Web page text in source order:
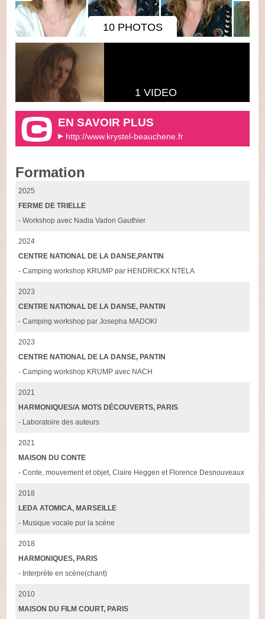
10 PHOTOS
1 VIDEO
EN SAVOIR PLUS
http://www.krystel-beauchene.fr
Formation
2025
FERME DE TRIELLE
- Workshop avec Nadia Vadori Gauthier
2024
CENTRE NATIONAL DE LA DANSE,PANTIN
- Camping workshop KRUMP par HENDRICKX NTELA
2023
CENTRE NATIONAL DE LA DANSE, PANTIN
- Camping workshop par Josepha MADOKI
2023
CENTRE NATIONAL DE LA DANSE, PANTIN
- Camping workshop KRUMP avec NACH
2021
HARMONIQUES/A MOTS DÉCOUVERTS, PARIS
- Laboratoire des auteurs
2021
MAISON DU CONTE
- Conte, mouvement et objet, Claire Heggen et Florence Desnouveaux
2018
LEDA ATOMICA, MARSEILLE
- Musique vocale pur la scène
2018
HARMONIQUES, PARIS
- Interprète en scène(chant)
2010
MAISON DU FILM COURT, PARIS